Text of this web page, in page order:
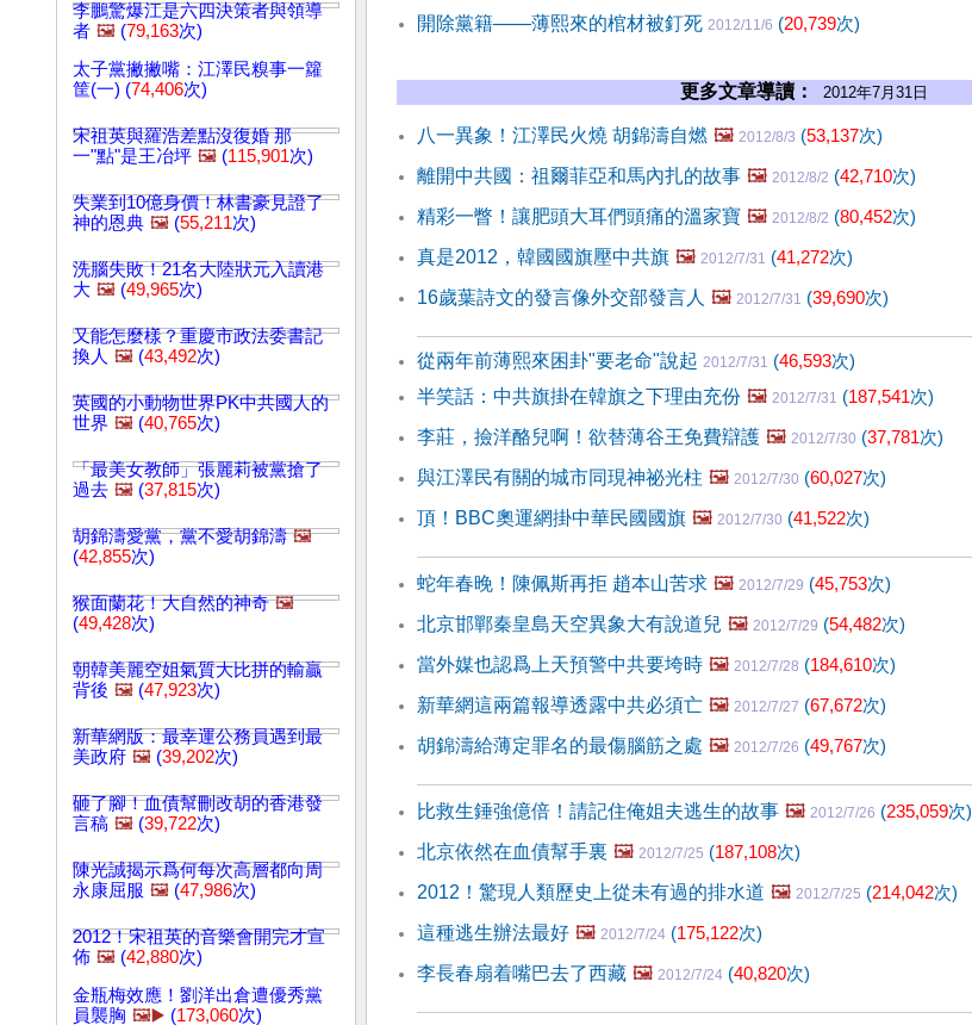
李鵬驚爆江是六四決策者與領導
者 🖼️ (79,163次)
太子黨撇撇嘴：江澤民糗事一籮
筐(一) (74,406次)
宋祖英與羅浩差點沒復婚 那
一"點"是王冶坪 🖼️ (115,901次)
失業到10億身價！林書豪見證了
神的恩典 🖼️ (55,211次)
洗腦失敗！21名大陸狀元入讀港
大 🖼️ (49,965次)
又能怎麼樣？重慶市政法委書記
換人 🖼️ (43,492次)
英國的小動物世界PK中共國人的
世界 🖼️ (40,765次)
「最美女教師」張麗莉被黨搶了
過去 🖼️ (37,815次)
胡錦濤愛黨，黨不愛胡錦濤 🖼️
(42,855次)
猴面蘭花！大自然的神奇 🖼️
(49,428次)
朝韓美麗空姐氣質大比拼的輸贏
背後 🖼️ (47,923次)
新華網版：最幸運公務員遇到最
美政府 🖼️ (39,202次)
砸了腳！血債幫刪改胡的香港發
言稿 🖼️ (39,722次)
陳光誠揭示爲何每次高層都向周
永康屈服 🖼️ (47,986次)
2012！宋祖英的音樂會開完才宣
佈 🖼️ (42,880次)
金瓶梅效應！劉洋出倉遭優秀黨
員襲胸 🖼️▶️ (173,060次)
開除黨籍——薄熙來的棺材被釘死 2012/11/6 (20,739次)
更多文章導讀： 2012年7月31日
八一異象！江澤民火燒 胡錦濤自燃 🖼️ 2012/8/3 (53,137次)
離開中共國：祖爾菲亞和馬內扎的故事 🖼️ 2012/8/2 (42,710次)
精彩一瞥！讓肥頭大耳們頭痛的溫家寶 🖼️ 2012/8/2 (80,452次)
真是2012，韓國國旗壓中共旗 🖼️ 2012/7/31 (41,272次)
16歲葉詩文的發言像外交部發言人 🖼️ 2012/7/31 (39,690次)
從兩年前薄熙來困卦"要老命"說起 2012/7/31 (46,593次)
半笑話：中共旗掛在韓旗之下理由充份 🖼️ 2012/7/31 (187,541次)
李莊，撿洋酪兒啊！欲替薄谷王免費辯護 🖼️ 2012/7/30 (37,781次)
與江澤民有關的城市同現神祕光柱 🖼️ 2012/7/30 (60,027次)
頂！BBC奧運網掛中華民國國旗 🖼️ 2012/7/30 (41,522次)
蛇年春晚！陳佩斯再拒 趙本山苦求 🖼️ 2012/7/29 (45,753次)
北京邯鄲秦皇島天空異象大有說道兒 🖼️ 2012/7/29 (54,482次)
當外媒也認爲上天預警中共要垮時 🖼️ 2012/7/28 (184,610次)
新華網這兩篇報導透露中共必須亡 🖼️ 2012/7/27 (67,672次)
胡錦濤給薄定罪名的最傷腦筋之處 🖼️ 2012/7/26 (49,767次)
比救生錘強億倍！請記住俺姐夫逃生的故事 🖼️ 2012/7/26 (235,059次)
北京依然在血債幫手裏 🖼️ 2012/7/25 (187,108次)
2012！驚現人類歷史上從未有過的排水道 🖼️ 2012/7/25 (214,042次)
這種逃生辦法最好 🖼️ 2012/7/24 (175,122次)
李長春扇着嘴巴去了西藏 🖼️ 2012/7/24 (40,820次)